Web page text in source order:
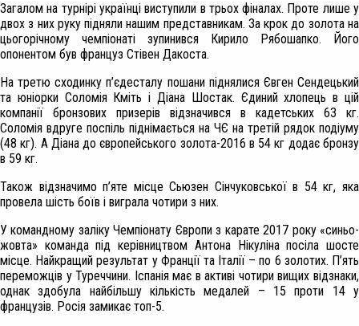
Загалом на турнірі українці виступили в трьох фіналах. Проте лише у
двох з них руку підняли нашим представникам. За крок до золота на
цьогорічному чемпіонаті зупинився Кирило Рябошапко. Його
опонентом був француз Стівен Дакоста.
На третю сходинку п’єдесталу пошани піднялися Євген Сендецький
та юніорки Соломія Кміть і Діана Шостак. Єдиний хлопець в цій
компанії бронзових призерів відзначився в кадетських 63 кг.
Соломія вдруге поспіль піднімається на ЧЄ на третій рядок подіуму
(48 кг). А Діана до європейського золота-2016 в 54 кг додає бронзу
в 59 кг.
Також відзначимо п’яте місце Сьюзен Сінчуковської в 54 кг, яка
провела шість боїв і виграла чотири з них.
У командному заліку Чемпіонату Європи з карате 2017 року «синьо-
жовта» команда під керівництвом Антона Нікуліна посіла шосте
місце. Найкращий результат у Франції та Італії – по 6 золотих. П’ять
переможців у Туреччини. Іспанія має в активі чотири вищих відзнаки,
однак здобула найбільшу кількість медалей – 15 проти 14 у
французів. Росія замикає топ-5.